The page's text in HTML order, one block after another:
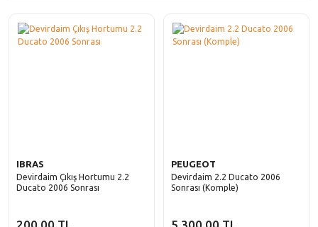
IBRAS
Devirdaim Çıkış Hortumu 2.2
Ducato 2006 Sonrası
200,00 TL
PEUGEOT
Devirdaim 2.2 Ducato 2006
Sonrası (Komple)
5.300,00 TL